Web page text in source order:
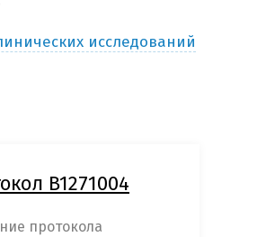
исследований
B1271004
протокола